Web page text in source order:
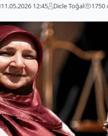
11.05.2026 12:45 Dicle Toğal 1750